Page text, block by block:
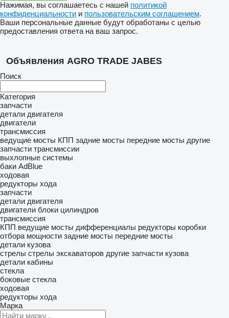
Нажимая, вы соглашаетесь с нашей политикой
конфиденциальности и пользовательским соглашением.
Ваши персональные данные будут обработаны с целью
предоставления ответа на ваш запрос.
Объявления AGRO TRADE JABES
Поиск
Категория
запчасти
детали двигателя
двигатели
трансмиссия
ведущие мосты КПП задние мосты передние мосты другие
запчасти трансмиссии
выхлопные системы
баки AdBlue
ходовая
редукторы хода
запчасти
детали двигателя
двигатели блоки цилиндров
трансмиссия
КПП ведущие мосты дифференциалы редукторы коробки
отбора мощности задние мосты передние мосты
детали кузова
стрелы стрелы экскаваторов другие запчасти кузова
детали кабины
стекла
боковые стекла
ходовая
редукторы хода
Марка